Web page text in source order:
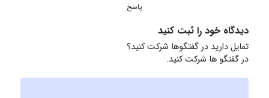
پاسخ
دیدگاه خود را ثبت کنید
تمایل دارید در گفتگوها شرکت کنید؟
در گفتگو ها شرکت کنید.